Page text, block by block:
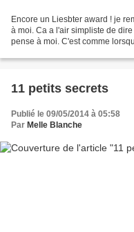
Encore un Liesbter award ! je
à moi. Ca a l'air simpliste de
pense à moi. C'est comme
11 petits secrets
Publié le 09/05/2014 à 05:58
Par Melle Blanche